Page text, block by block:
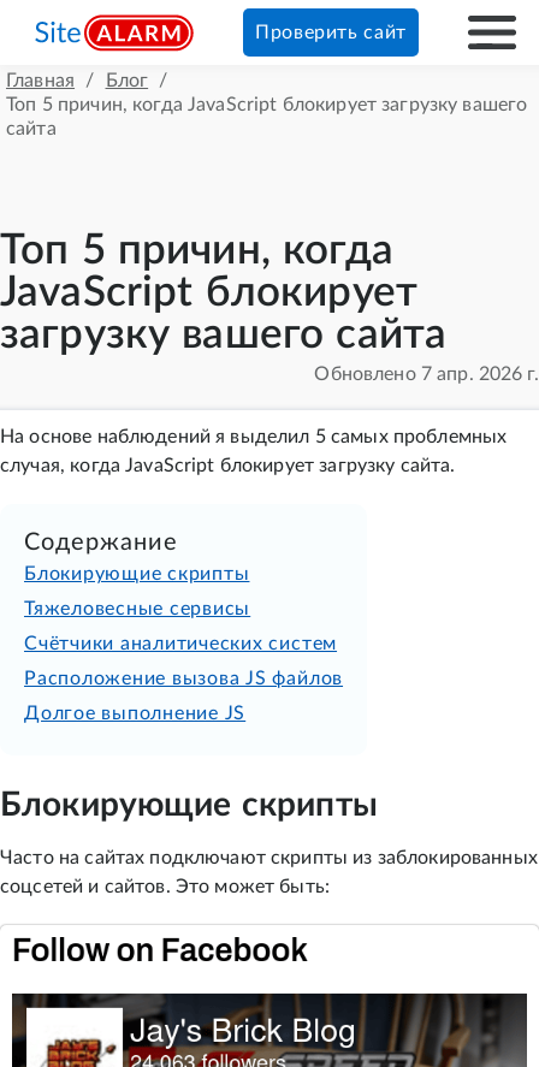
Проверить сайт
Главная / Блог
/
Топ 5 причин, когда JavaScript блокирует загрузку вашего
сайта
Топ 5 причин, когда
JavaScript блокирует
загрузку вашего сайта
Обновлено 7 апр. 2026 г.
На основе наблюдений я выделил 5 самых проблемных
случая, когда JavaScript блокирует загрузку сайта.
Содержание
Блокирующие скрипты
Тяжеловесные сервисы
Счётчики аналитических систем
Расположение вызова JS файлов
Долгое выполнение JS
Блокирующие скрипты
Часто на сайтах подключают скрипты из заблокированных
соцсетей и сайтов. Это может быть: